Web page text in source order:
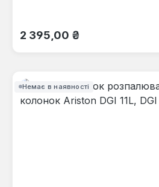
Звичайна ціна:
2 395,00 ₴
Немає в наявності